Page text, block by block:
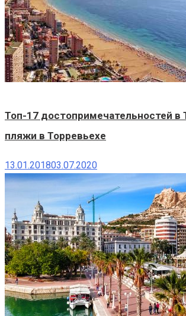
Топ-17 достопримечательностей в
пляжи в Торревьехе
13.01.201803.07.2020